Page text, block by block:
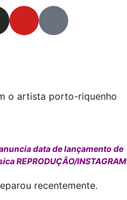
o artista porto-riquenho
data de lançamento de
REPRODUÇÃO/INSTAGRAM
recentemente.